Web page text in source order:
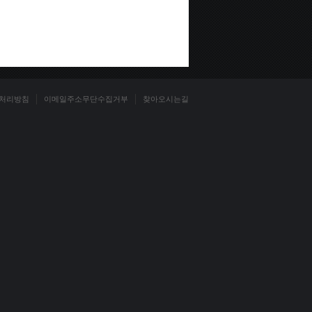
리방침 이메일주소무단수집거부 찾아오시는길